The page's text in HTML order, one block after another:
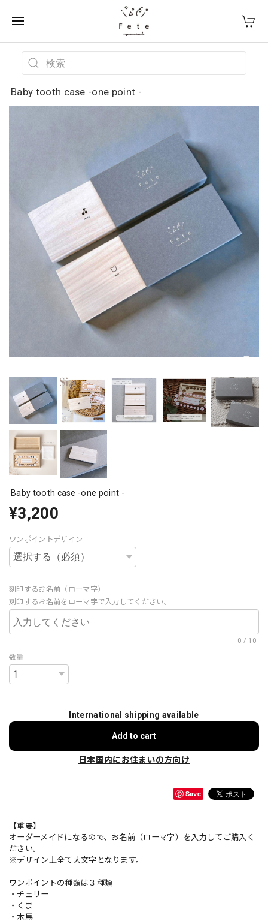
Baby tooth case -one point -
Baby tooth case -one point -
¥3,200
ワンポイントデザイン
刻印するお名前（ローマ字）
刻印するお名前をローマ字で入力してください。
0 / 10
数量
International shipping available
Add to cart
日本国内にお住まいの方向け
Save
【重要】
オーダーメイドになるので、お名前（ローマ字）を入力してご購入く
ださい。
※デザイン上全て大文字となります。
ワンポイントの種類は３種類
・チェリー
・くま
・木馬